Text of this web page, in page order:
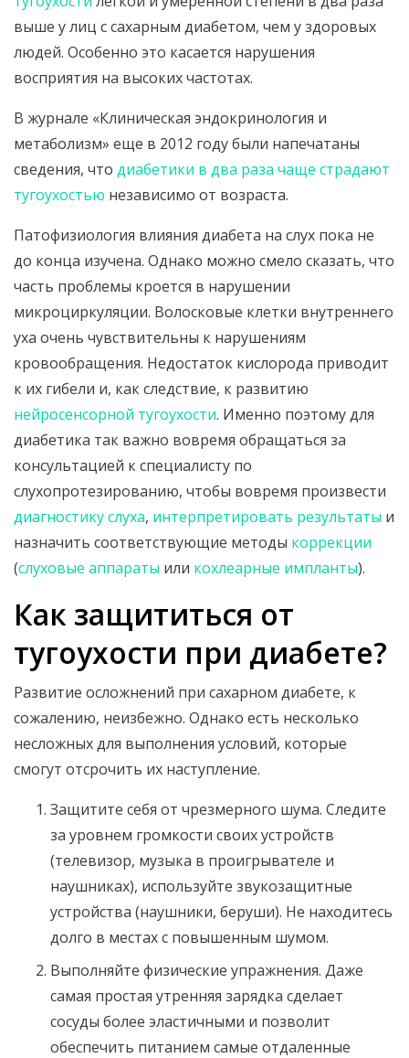
выше у лиц с сахарным диабетом, чем у здоровых
людей. Особенно это касается нарушения
восприятия на высоких частотах.
В журнале «Клиническая эндокринология и
метаболизм» еще в 2012 году были напечатаны
сведения, что диабетики в два раза чаще страдают
тугоухостью независимо от возраста.
Патофизиология влияния диабета на слух пока не
до конца изучена. Однако можно смело сказать, что
часть проблемы кроется в нарушении
микроциркуляции. Волосковые клетки внутреннего
уха очень чувствительны к нарушениям
кровообращения. Недостаток кислорода приводит
к их гибели и, как следствие, к развитию
нейросенсорной тугоухости. Именно поэтому для
диабетика так важно вовремя обращаться за
консультацией к специалисту по
слухопротезированию, чтобы вовремя произвести
диагностику слуха, интерпретировать результаты и
назначить соответствующие методы коррекции
(слуховые аппараты или кохлеарные импланты).
Как защититься от
тугоухости при диабете?
Развитие осложнений при сахарном диабете, к
сожалению, неизбежно. Однако есть несколько
несложных для выполнения условий, которые
смогут отсрочить их наступление.
Защитите себя от чрезмерного шума. Следите
за уровнем громкости своих устройств
(телевизор, музыка в проигрывателе и
наушниках), используйте звукозащитные
устройства (наушники, беруши). Не находитесь
долго в местах с повышенным шумом.
Выполняйте физические упражнения. Даже
самая простая утренняя зарядка сделает
сосуды более эластичными и позволит
обеспечить питанием самые отдаленные